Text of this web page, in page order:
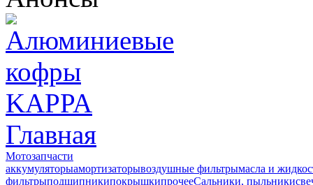
Главная
Мотозапчасти
аккумуляторыамортизаторывоздушные фильтрымасла и
фильтрыподшипникипокрышкипрочееСальники, пыльники